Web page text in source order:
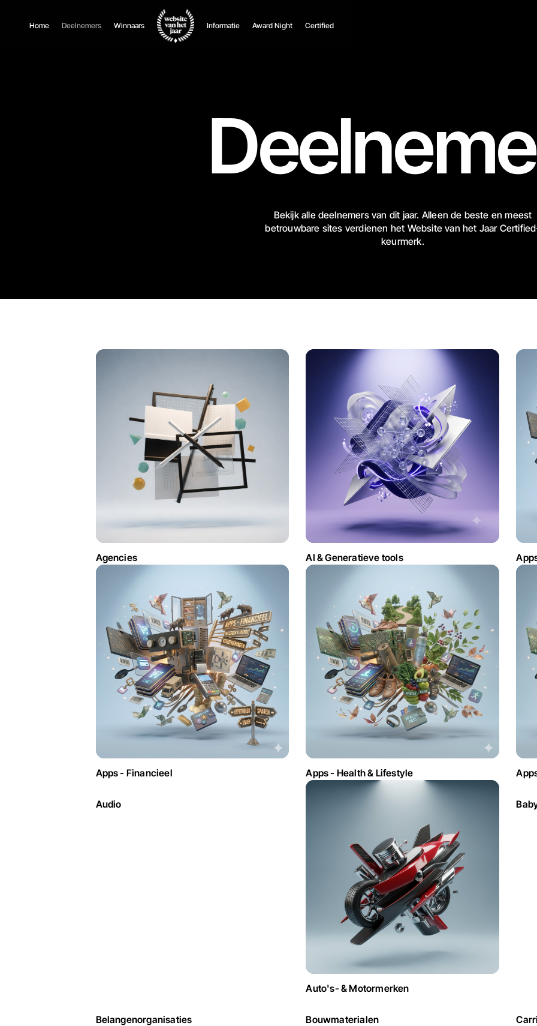
Home Deelnemers Winnaars Informatie Award Night Certified
Bekijk alle deelnemers van dit jaar. Alleen de beste en meest
betrouwbare sites verdienen het Website van het Jaar
keurmerk.
Agencies AI & Generatieve tools
Apps - Financieel Apps - Health & Lifestyle
Audio
Auto's- & Motormerken
Belangen­organisaties Bouwmaterialen